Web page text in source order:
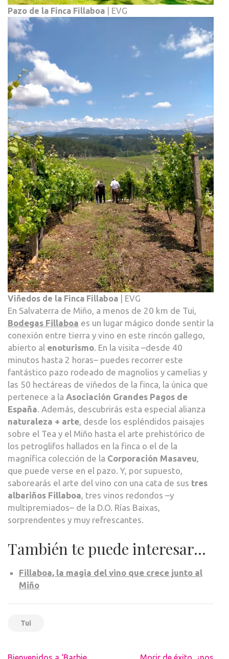
Pazo de la Finca Fillaboa | EVG
Viñedos de la Finca Fillaboa | EVG
En Salvaterra de Miño, a menos de 20 km de Tui,
Bodegas Fillaboa es un lugar mágico donde sentir la
conexión entre tierra y vino en este rincón gallego,
abierto al enoturismo. En la visita –desde 40
minutos hasta 2 horas– puedes recorrer este
fantástico pazo rodeado de magnolios y camelias y
las 50 hectáreas de viñedos de la finca, la única que
pertenece a la Asociación Grandes Pagos de
España. Además, descubrirás esta especial alianza
naturaleza + arte, desde los espléndidos paisajes
sobre el Tea y el Miño hasta el arte prehistórico de
los petroglifos hallados en la finca o el de la
magnífica colección de la Corporación Masaveu,
que puede verse en el pazo. Y, por supuesto,
saborearás el arte del vino con una cata de sus tres
albariños Fillaboa, tres vinos redondos –y
multipremiados– de la D.O. Rías Baixas,
sorprendentes y muy refrescantes.
También te puede interesar…
Fillaboa, la magia del vino que crece junto al
Miño
Tui